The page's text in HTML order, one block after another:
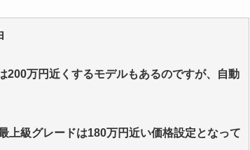
200万円近くするモデルもあるのですが、自動
上級グレードは180万円近い価格設定となって